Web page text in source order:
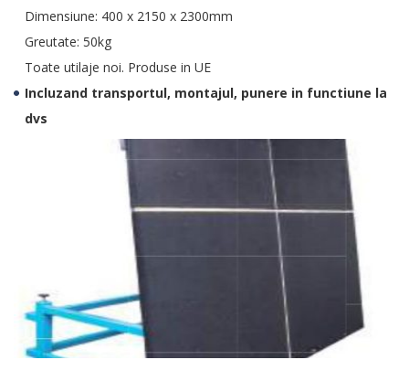
Dimensiune: 400 x 2150 x 2300mm
Greutate: 50kg
Toate utilaje noi. Produse in UE
Incluzand transportul, montajul, punere in functiune la
dvs